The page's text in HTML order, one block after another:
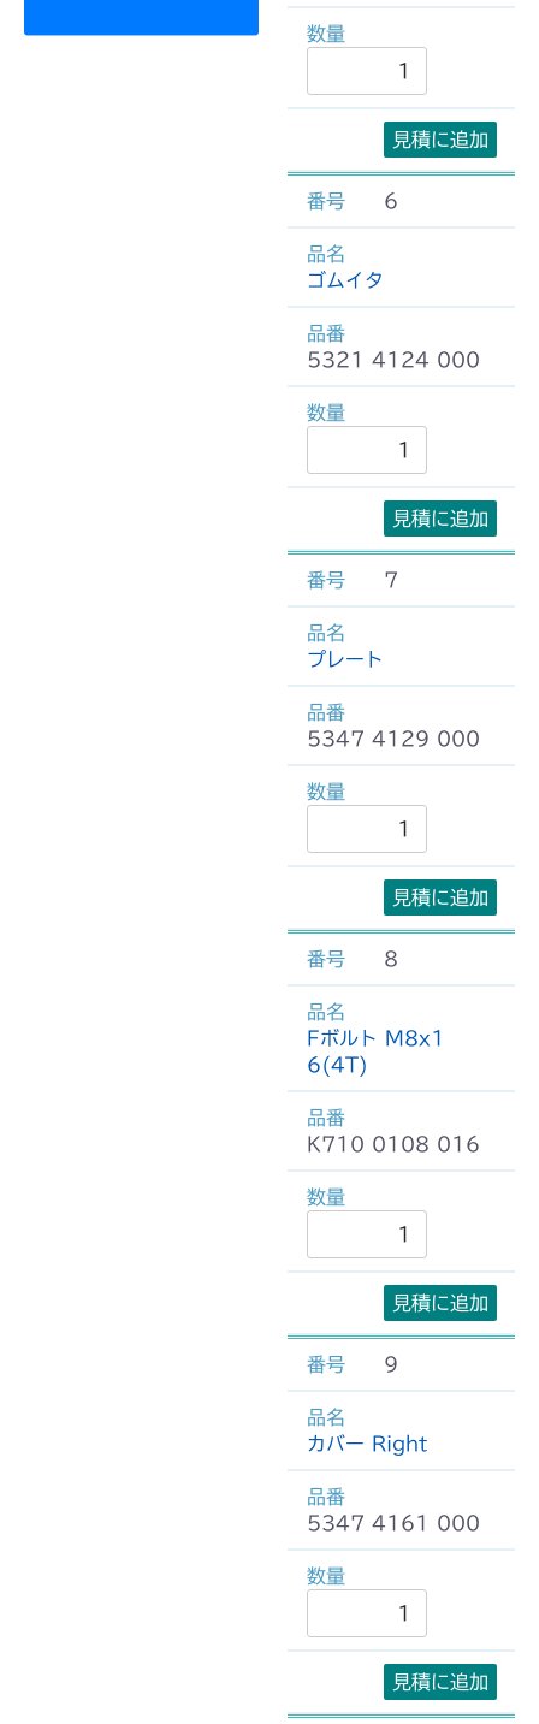
見積に追加
6
ゴムイタ
5321 4124 000
見積に追加
7
プレート
5347 4129 000
見積に追加
8
Fボルト M8x1
6(4T)
K710 0108 016
見積に追加
9
カバー Right
5347 4161 000
見積に追加